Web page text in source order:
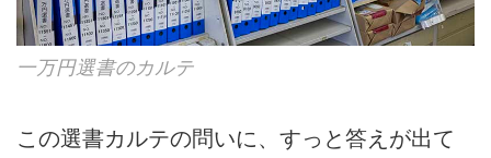
一万円選書のカルテ
この選書カルテの問いに、すっと答えが出て